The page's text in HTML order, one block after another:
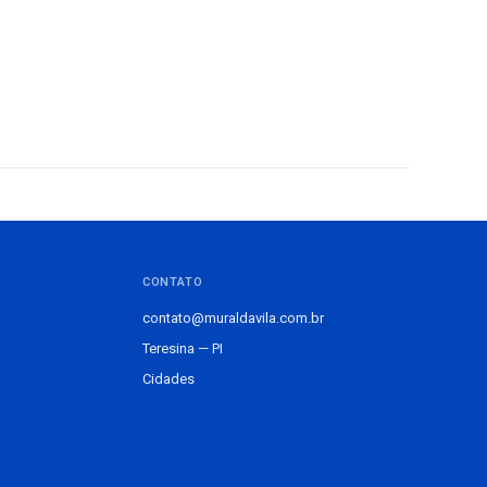
CONTATO
contato@muraldavila.com.br
Teresina — PI
Cidades